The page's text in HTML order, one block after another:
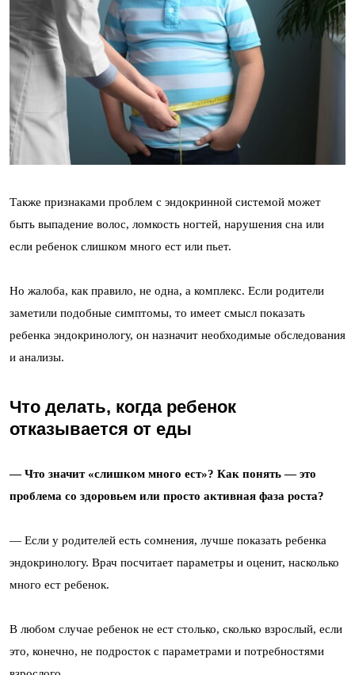
Также признаками проблем с эндокринной системой может
быть выпадение волос, ломкость ногтей, нарушения сна или
если ребенок слишком много ест или пьет.
Но жалоба, как правило, не одна, а комплекс. Если родители
заметили подобные симптомы, то имеет смысл показать
ребенка эндокринологу, он назначит необходимые обследования
и анализы.
Что делать, когда ребенок
отказывается от еды
— Что значит «слишком много ест»? Как понять — это
проблема со здоровьем или просто активная фаза роста?
— Если у родителей есть сомнения, лучше показать ребенка
эндокринологу. Врач посчитает параметры и оценит, насколько
много ест ребенок.
В любом случае ребенок не ест столько, сколько взрослый, если
это, конечно, не подросток с параметрами и потребностями